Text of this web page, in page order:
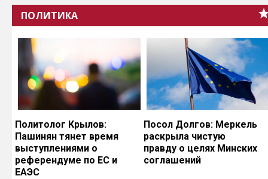
ПОЛИТИКА
Политолог Крылов:
Пашинян тянет время
выступлениями о
референдуме по ЕС и
ЕАЭС
Посол Долгов: Меркель
раскрыла чистую
правду о целях Минских
соглашений